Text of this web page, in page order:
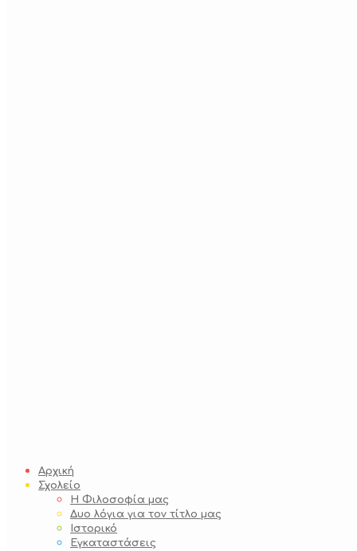
Αρχική
Σχολείο
Η Φιλοσοφία μας
Δυο λόγια για τον τίτλο μας
Ιστορικό
Εγκαταστάσεις